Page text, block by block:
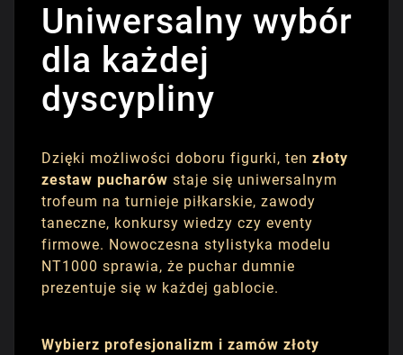
Uniwersalny wybór
dla każdej
dyscypliny
Dzięki możliwości doboru figurki, ten złoty
zestaw pucharów staje się uniwersalnym
trofeum na turnieje piłkarskie, zawody
taneczne, konkursy wiedzy czy eventy
firmowe. Nowoczesna stylistyka modelu
NT1000 sprawia, że puchar dumnie
prezentuje się w każdej gablocie.
Wybierz profesjonalizm i zamów złoty